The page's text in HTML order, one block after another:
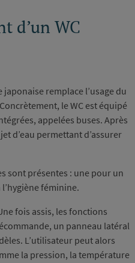
d’un WC
remplace l’usage du
le WC est équipé
appelées buses. Après
d’eau permettant d’assurer
sont présentes : une pour un
féminine.
fois assis, les fonctions
un panneau latéral
L’utilisateur peut alors
la pression, la température